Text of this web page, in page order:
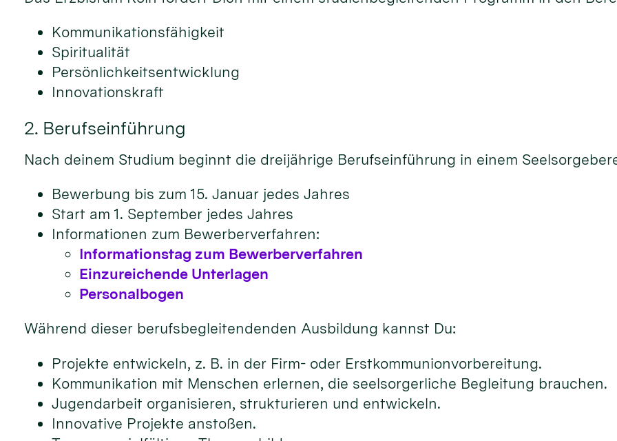
Kommunikationsfähigkeit
Spiritualität
Persönlichkeitsentwicklung
Innovationskraft
2. Berufseinführung
Nach deinem Studium beginnt die dreijährige Berufseinführung in einem
Bewerbung bis zum 15. Januar jedes Jahres
Start am 1. September jedes Jahres
Informationen zum Bewerberverfahren:
Informationstag zum Bewerberverfahren
Einzureichende Unterlagen
Personalbogen
Während dieser berufsbegleitendenden Ausbildung kannst Du:
Projekte entwickeln, z. B. in der Firm- oder Erstkommunionvorbereitung.
Kommunikation mit Menschen erlernen, die seelsorgerliche Begleitung brauchen.
Jugendarbeit organisieren, strukturieren und entwickeln.
Innovative Projekte anstoßen.